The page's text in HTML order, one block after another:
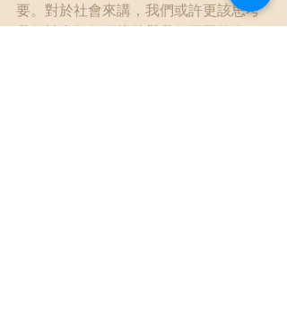
要。對於社會來講，我們或許更該思考
我們社會如何更接納與我們不同的人，